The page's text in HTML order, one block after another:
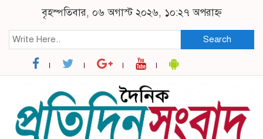
বৃহস্পতিবার, ০৬ অগাস্ট ২০২৬, ১০:২৭ অপরাহ্ন
Search